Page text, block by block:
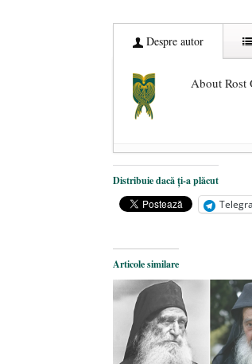
Despre autor
About Rost
Dezvăluiri
Statul care
Legea Vexler
Distribuie dacă ți-a plăcut
Articole similare